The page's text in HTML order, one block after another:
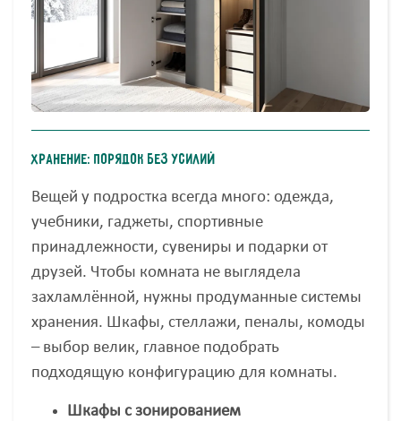
Хранение: порядок без усилий
Вещей у подростка всегда много: одежда,
учебники, гаджеты, спортивные
принадлежности, сувениры и подарки от
друзей. Чтобы комната не выглядела
захламлённой, нужны продуманные системы
хранения. Шкафы, стеллажи, пеналы, комоды
– выбор велик, главное подобрать
подходящую конфигурацию для комнаты.
Шкафы с зонированием